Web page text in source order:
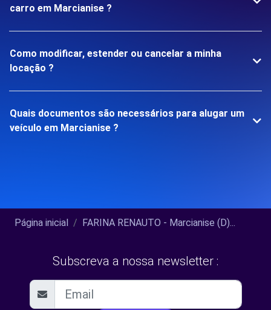
carro em Marcianise ?
Como modificar, estender ou cancelar a minha
locação ?
Quais documentos são necessários para alugar um
veículo em Marcianise ?
Página inicial FARINA RENAUTO - Marcianise (D)...
Subscreva a nossa newsletter :